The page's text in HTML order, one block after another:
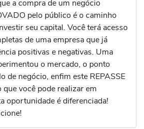
a compra de um negócio
pelo público é o caminho
seu capital. Você terá acesso
de uma empresa que já
positivas e negativas. Uma
o mercado, o ponto
de negócio, enfim este REPASSE
você pode realizar em
oportunidade é diferenciada!